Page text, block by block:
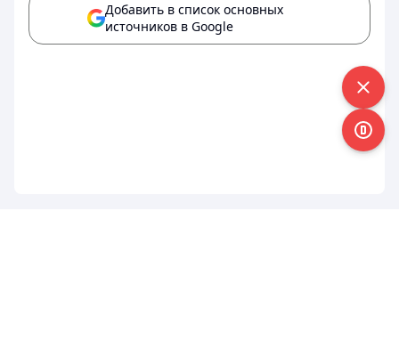
Добавить в список основных
источников в Google